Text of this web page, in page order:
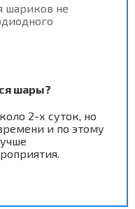
шариков не
шары?
2-х суток, но
и по этому